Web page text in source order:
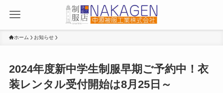
ホーム お知らせ
2024年度新中学生制服早期ご予約中！衣
装レンタル受付開始は8月25日～